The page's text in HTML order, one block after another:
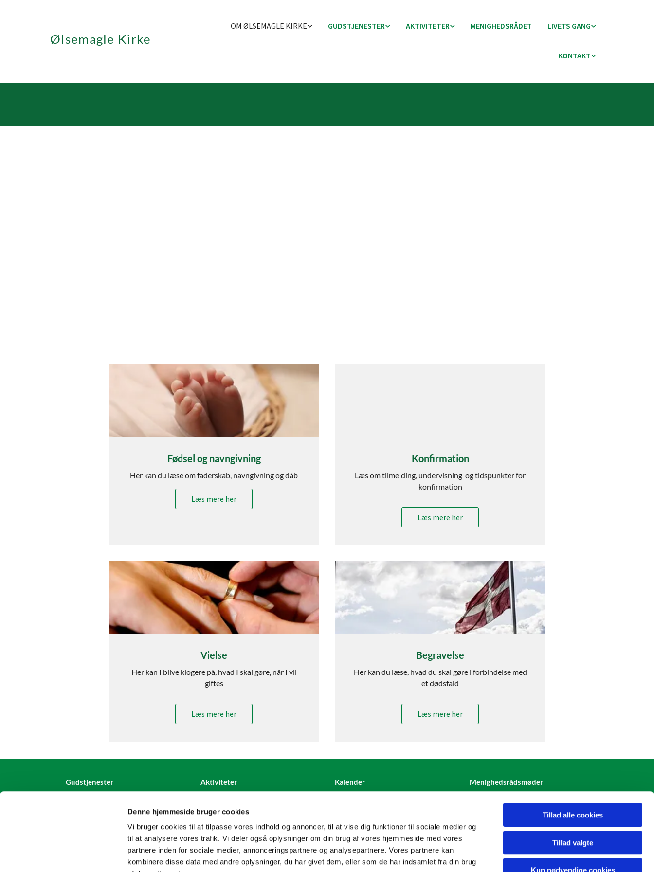
Denne hjemmeside bruger cookies
Vi bruger cookies til at tilpasse vores indhold og annoncer, til at vise dig funktioner til sociale medier og
til at analysere vores trafik. Vi deler også oplysninger om din brug af vores hjemmeside med vores
partnere inden for sociale medier, annonceringspartnere og analysepartnere. Vores partnere kan
kombinere disse data med andre oplysninger, du har givet dem, eller som de har indsamlet fra din brug
Tillad alle cookies
Tillad valgte
Kun nødvendige cookies
Ølsemagle Kirke
OM ØLSEMAGLE KIRKE GUDSTJENESTER AKTIVITETER MENIGHEDSRÅDET LIVETS GANG
KONTAKT
Fødsel og navngivning
Her kan du læse om faderskab, navngivning og dåb
Læs mere her
Konfirmation
Læs om tilmelding, undervisning og tidspunkter for
konfirmation
Læs mere her
Vielse
Her kan I blive klogere på, hvad I skal gøre, når I vil
giftes
Læs mere her
Begravelse
Her kan du læse, hvad du skal gøre i forbindelse med
et dødsfald
Læs mere her
Gudstjenester Aktiviteter Kalender Menighedsrådsmøder
Kontakt Cookiepolitik Tilgængelighedserklæring